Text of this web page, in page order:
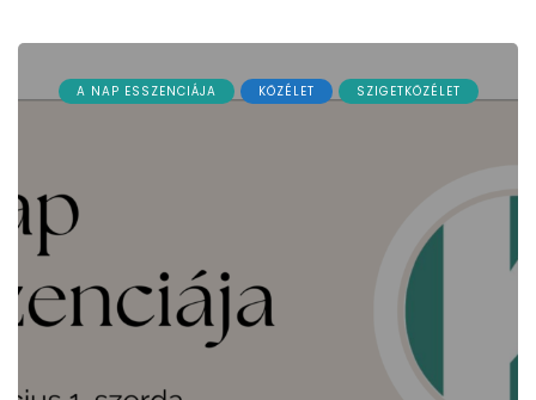
A NAP ESSZENCIÁJA KÖZÉLET SZIGETKÖZÉLET